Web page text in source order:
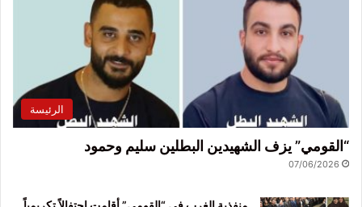
الرئيسة
“القومي” يزف الشهيدين البطلين سليم وحمود
07/06/2026